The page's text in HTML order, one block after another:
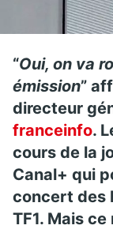
“Oui, on va
émission”
directeur
franceinfo.
cours de la
Canal+ qui
concert des
TF1. Mais ce